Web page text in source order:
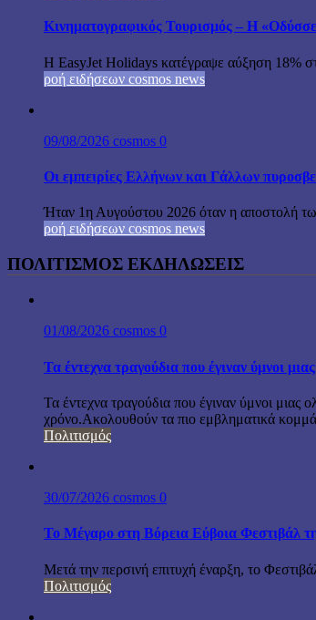
Κινηματογραφικός Τουρισμός – Η
Η EasyJet Holidays κατέγραψε αύξηση 18%
ροή ειδήσεων cosmos news
09/08/2026 cosmos 0
Οι εμπειρίες Ελλήνων και Γάλλων
Ήταν 1η Αυγούστου 2026 όταν η αποστολή
ροή ειδήσεων cosmos news
ΠΟΛΙΤΙΣΜΟΣ ΕΚΔΗΛΩΣΕΙΣ
01/08/2026 cosmos 0
Τα έντεχνα τραγούδια που έγιναν ύμνοι
Τα έντεχνα τραγούδια που έγιναν ύμνοι μιας
χρόνο.Ακολουθούν τα πιο εμβληματικά
Πολιτισμός
30/07/2026 cosmos 0
Το Μέγαρο στη Βόρεια Εύβοια Φεστιβάλ
Μετά την περσινή επιτυχή έναρξη, το
Πολιτισμός